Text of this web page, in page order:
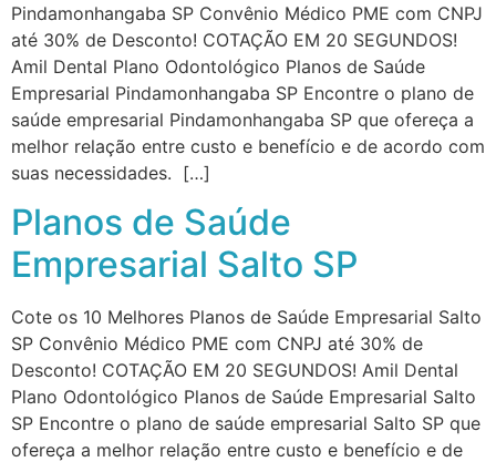
Pindamonhangaba SP Convênio Médico PME com CNPJ
até 30% de Desconto! COTAÇÃO EM 20 SEGUNDOS!
Amil Dental Plano Odontológico Planos de Saúde
Empresarial Pindamonhangaba SP Encontre o plano de
saúde empresarial Pindamonhangaba SP que ofereça a
melhor relação entre custo e benefício e de acordo com
suas necessidades. […]
Planos de Saúde
Empresarial Salto SP
Cote os 10 Melhores Planos de Saúde Empresarial Salto
SP Convênio Médico PME com CNPJ até 30% de
Desconto! COTAÇÃO EM 20 SEGUNDOS! Amil Dental
Plano Odontológico Planos de Saúde Empresarial Salto
SP Encontre o plano de saúde empresarial Salto SP que
ofereça a melhor relação entre custo e benefício e de